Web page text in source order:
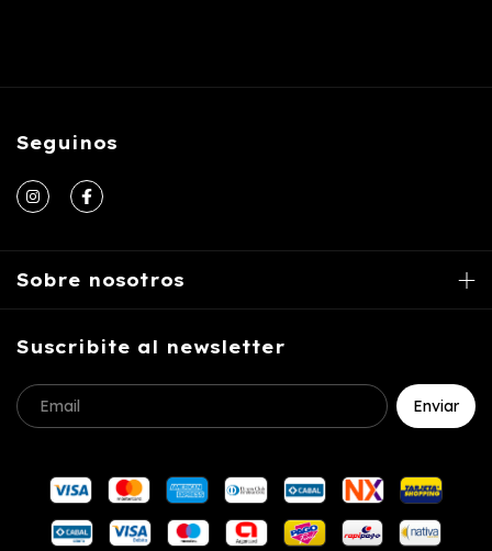
Seguinos
Sobre nosotros
Suscribite al newsletter